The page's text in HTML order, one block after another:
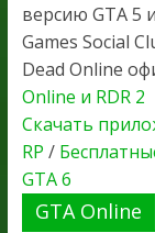
версию GTA 5
Games Social
Dead Online
Online и RDR 2
Скачать
RP /
GTA 6
GTA Online